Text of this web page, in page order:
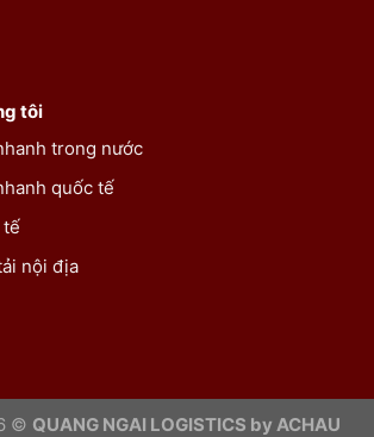
tôi
trong nước
quốc tế
tế
nội địa
© QUANG NGAI LOGISTICS by ACHAU